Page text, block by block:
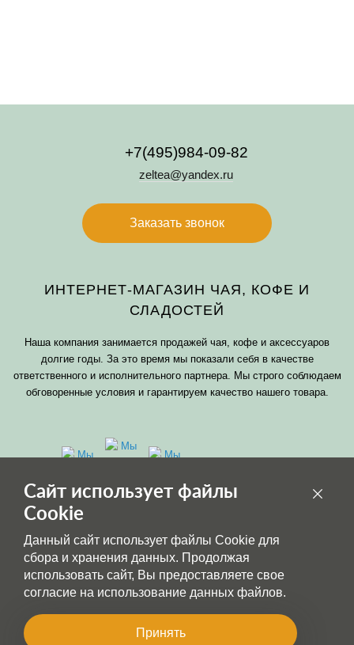
+7(495)984-09-82
zeltea@yandex.ru
Заказать звонок
ИНТЕРНЕТ-МАГАЗИН ЧАЯ, КОФЕ И
СЛАДОСТЕЙ
Наша компания занимается продажей чая, кофе и аксессуаров
долгие годы. За это время мы показали себя в качестве
ответственного и исполнительного партнера. Мы строго соблюдаем
обговоренные условия и гарантируем качество нашего товара.
Публичная оферта
Сайт использует файлы
Cookie
Данный сайт использует файлы Cookie для
сбора и хранения данных. Продолжая
использовать сайт, Вы предоставляете свое
согласие на использование данных файлов.
Принять